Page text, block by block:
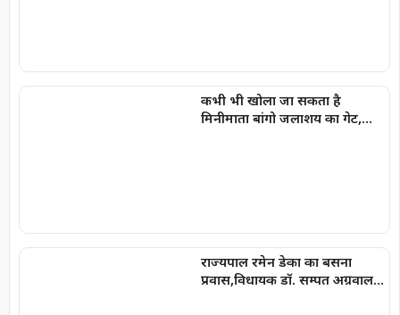
कभी भी खोला जा सकता है
मिनीमाता बांगो जलाशय का गेट,
राज्यपाल रमेन डेका का बसना
प्रवास,विधायक डॉ. सम्पत अग्रवाल